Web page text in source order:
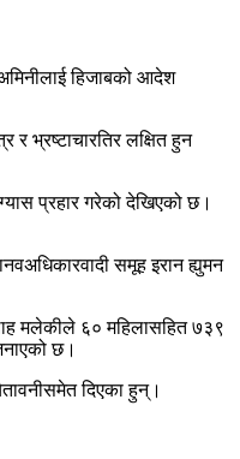
हिजाबको आदेश
भ्रष्टाचारतिर लक्षित हुन
प्रहार गरेको देखिएको छ।
समूह इरान ह्युमन
मलेकीले ६० महिलासहित ७३९
छ।
दिएका हुन्।